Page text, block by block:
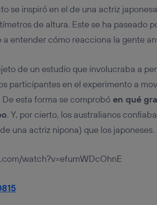
se inspiró en el de una actriz
de altura. Este se ha paseado
entender cómo reacciona la gente
de un estudio que involucraba a
participantes en el experimento a
esta forma se comprobóen qué
. Y, por cierto, los australianos
una actriz nipona) que los japoneses.
watch?v=efumWDcOhnE